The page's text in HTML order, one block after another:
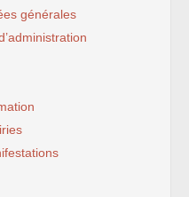
générales